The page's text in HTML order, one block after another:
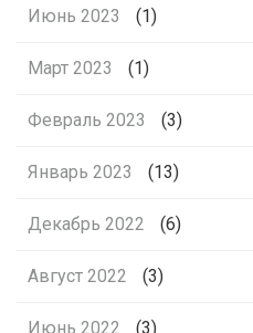
Июнь 2023 (1)
Март 2023 (1)
Февраль 2023 (3)
Январь 2023 (13)
Декабрь 2022 (6)
Август 2022 (3)
Июнь 2022 (3)